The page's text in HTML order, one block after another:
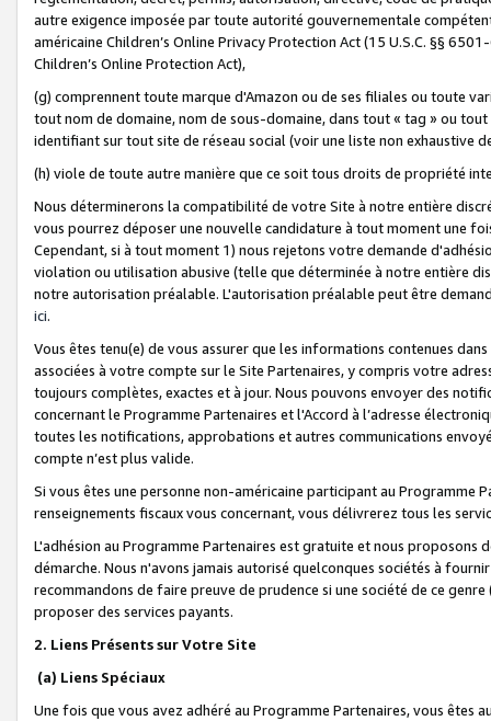
autre exigence imposée par toute autorité gouvernementale
américaine Children’s Online Privacy Protection Act (15 U.S.C. §§
Children’s Online Protection Act),
(g) comprennent toute marque d'Amazon ou de ses filiales ou toute
tout nom de domaine, nom de sous-domaine, dans tout « tag » ou
identifiant sur tout site de réseau social (voir une liste non exhaustive
(h) viole de toute autre manière que ce soit tous droits de propriété
Nous déterminerons la compatibilité de votre Site à notre entière
vous pourrez déposer une nouvelle candidature à tout moment une
Cependant, si à tout moment 1) nous rejetons votre demande
violation ou utilisation abusive (telle que déterminée à notre entière
notre autorisation préalable. L'autorisation préalable peut être
ici.
Vous êtes tenu(e) de vous assurer que les informations contenues
associées à votre compte sur le Site Partenaires, y compris votre
toujours complètes, exactes et à jour. Nous pouvons envoyer des
concernant le Programme Partenaires et l'Accord à l’adresse
toutes les notifications, approbations et autres communications
compte n’est plus valide.
Si vous êtes une personne non-américaine participant au
renseignements fiscaux vous concernant, vous délivrerez tous les
L'adhésion au Programme Partenaires est gratuite et nous proposons
démarche. Nous n'avons jamais autorisé quelconques sociétés à
recommandons de faire preuve de prudence si une société de ce
proposer des services payants.
2. Liens Présents sur Votre Site
(a) Liens Spéciaux
Une fois que vous avez adhéré au Programme Partenaires, vous êtes